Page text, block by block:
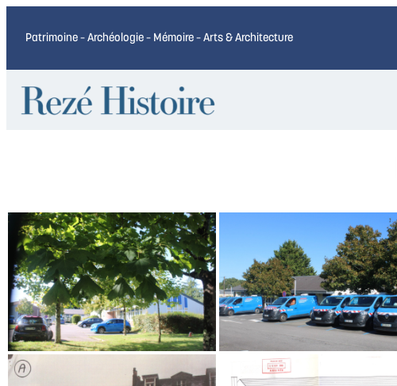
Patrimoine – Archéologie – Mémoire – Arts & Architecture